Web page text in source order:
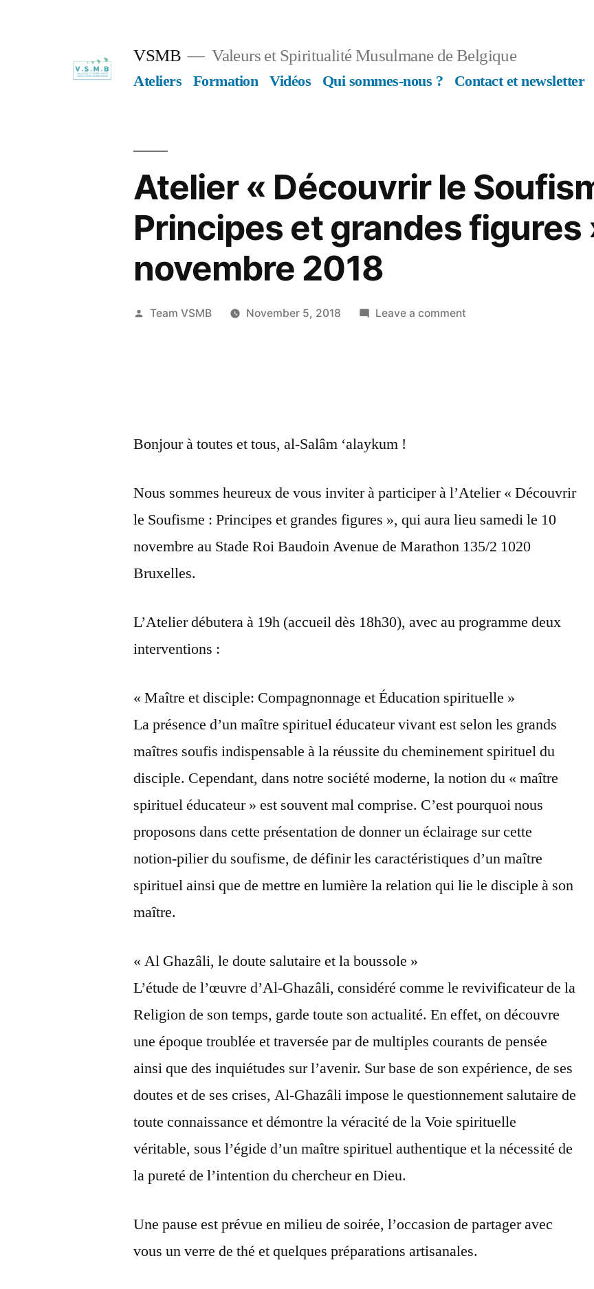
VSMB Valeurs et Spiritualité Musulmane de Belgique
Ateliers Formation Vidéos Qui sommes-nous ? Contact et newsletter
Atelier « Découvrir le
Principes et grandes figures
novembre 2018
Posted
Team VSMB November 5, 2018 Leave a commenton
grandes
»
le
Bonjour à toutes et tous, al-Salâm ‘alaykum !
Nous sommes heureux de vous inviter à participer à l’Atelier « Découvrir
le Soufisme : Principes et grandes figures », qui aura lieu samedi le 10
novembre au Stade Roi Baudoin Avenue de Marathon 135/2 1020
Bruxelles.
L’Atelier débutera à 19h (accueil dès 18h30), avec au programme deux
interventions :
« Maître et disciple: Compagnonnage et Éducation spirituelle »
La présence d’un maître spirituel éducateur vivant est selon les grands
maîtres soufis indispensable à la réussite du cheminement spirituel du
disciple. Cependant, dans notre société moderne, la notion du « maître
spirituel éducateur » est souvent mal comprise. C’est pourquoi nous
proposons dans cette présentation de donner un éclairage sur cette
notion-pilier du soufisme, de définir les caractéristiques d’un maître
spirituel ainsi que de mettre en lumière la relation qui lie le disciple à son
maître.
« Al Ghazâli, le doute salutaire et la boussole »
L’étude de l’œuvre d’Al-Ghazâli, considéré comme le revivificateur de la
Religion de son temps, garde toute son actualité. En effet, on découvre
une époque troublée et traversée par de multiples courants de pensée
ainsi que des inquiétudes sur l’avenir. Sur base de son expérience, de ses
doutes et de ses crises, Al-Ghazâli impose le questionnement salutaire de
toute connaissance et démontre la véracité de la Voie spirituelle
véritable, sous l’égide d’un maître spirituel authentique et la nécessité de
la pureté de l’intention du chercheur en Dieu.
Une pause est prévue en milieu de soirée, l’occasion de partager avec
vous un verre de thé et quelques préparations artisanales.